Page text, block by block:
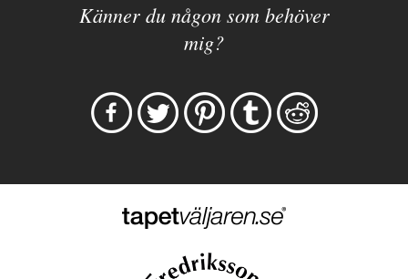
Känner du någon som behöver
mig?